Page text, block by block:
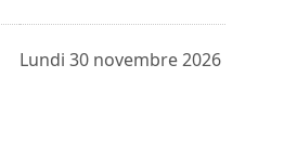
Lundi 30 novembre 2026